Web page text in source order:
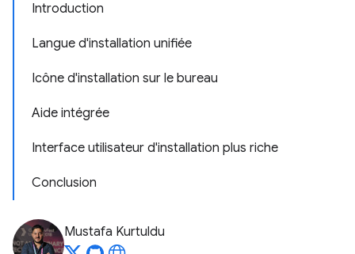
Introduction
Langue d'installation unifiée
Icône d'installation sur le bureau
Aide intégrée
Interface utilisateur d'installation plus riche
Conclusion
Mustafa Kurtuldu